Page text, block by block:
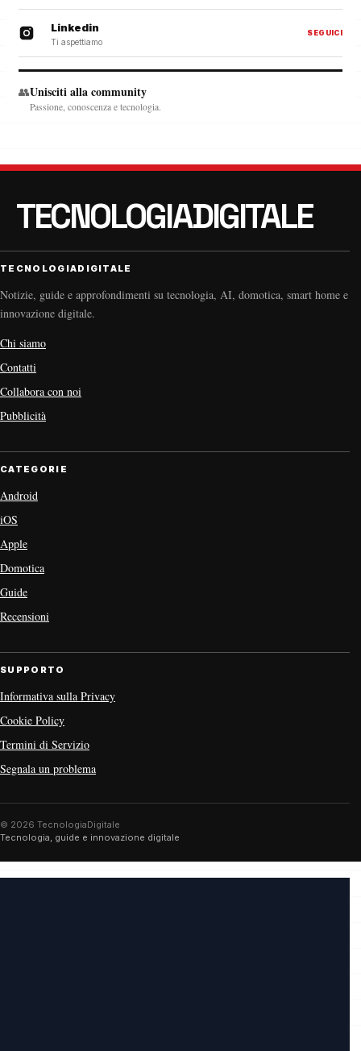
Linkedin
Ti aspettiamo
SEGUICI
👥Unisciti alla community
Passione, conoscenza e tecnologia.
TECNOLOGIADIGITALE
Notizie, guide e approfondimenti su tecnologia, AI, domotica, smart home e
innovazione digitale.
Chi siamo
Contatti
Collabora con noi
Pubblicità
CATEGORIE
Android
iOS
Apple
Domotica
Guide
Recensioni
SUPPORTO
Informativa sulla Privacy
Cookie Policy
Termini di Servizio
Segnala un problema
© 2026 TecnologiaDigitale
Tecnologia, guide e innovazione digitale